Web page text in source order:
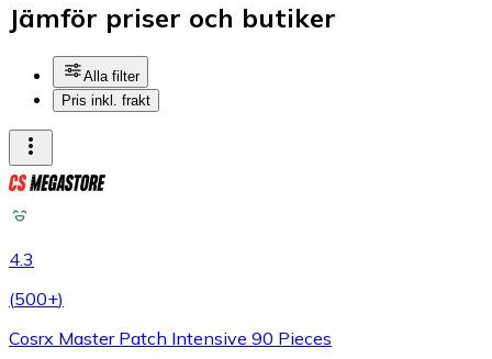
Jämför priser och butiker
Alla filter
Pris inkl. frakt
4.3
(500+)
Cosrx Master Patch Intensive 90 Pieces